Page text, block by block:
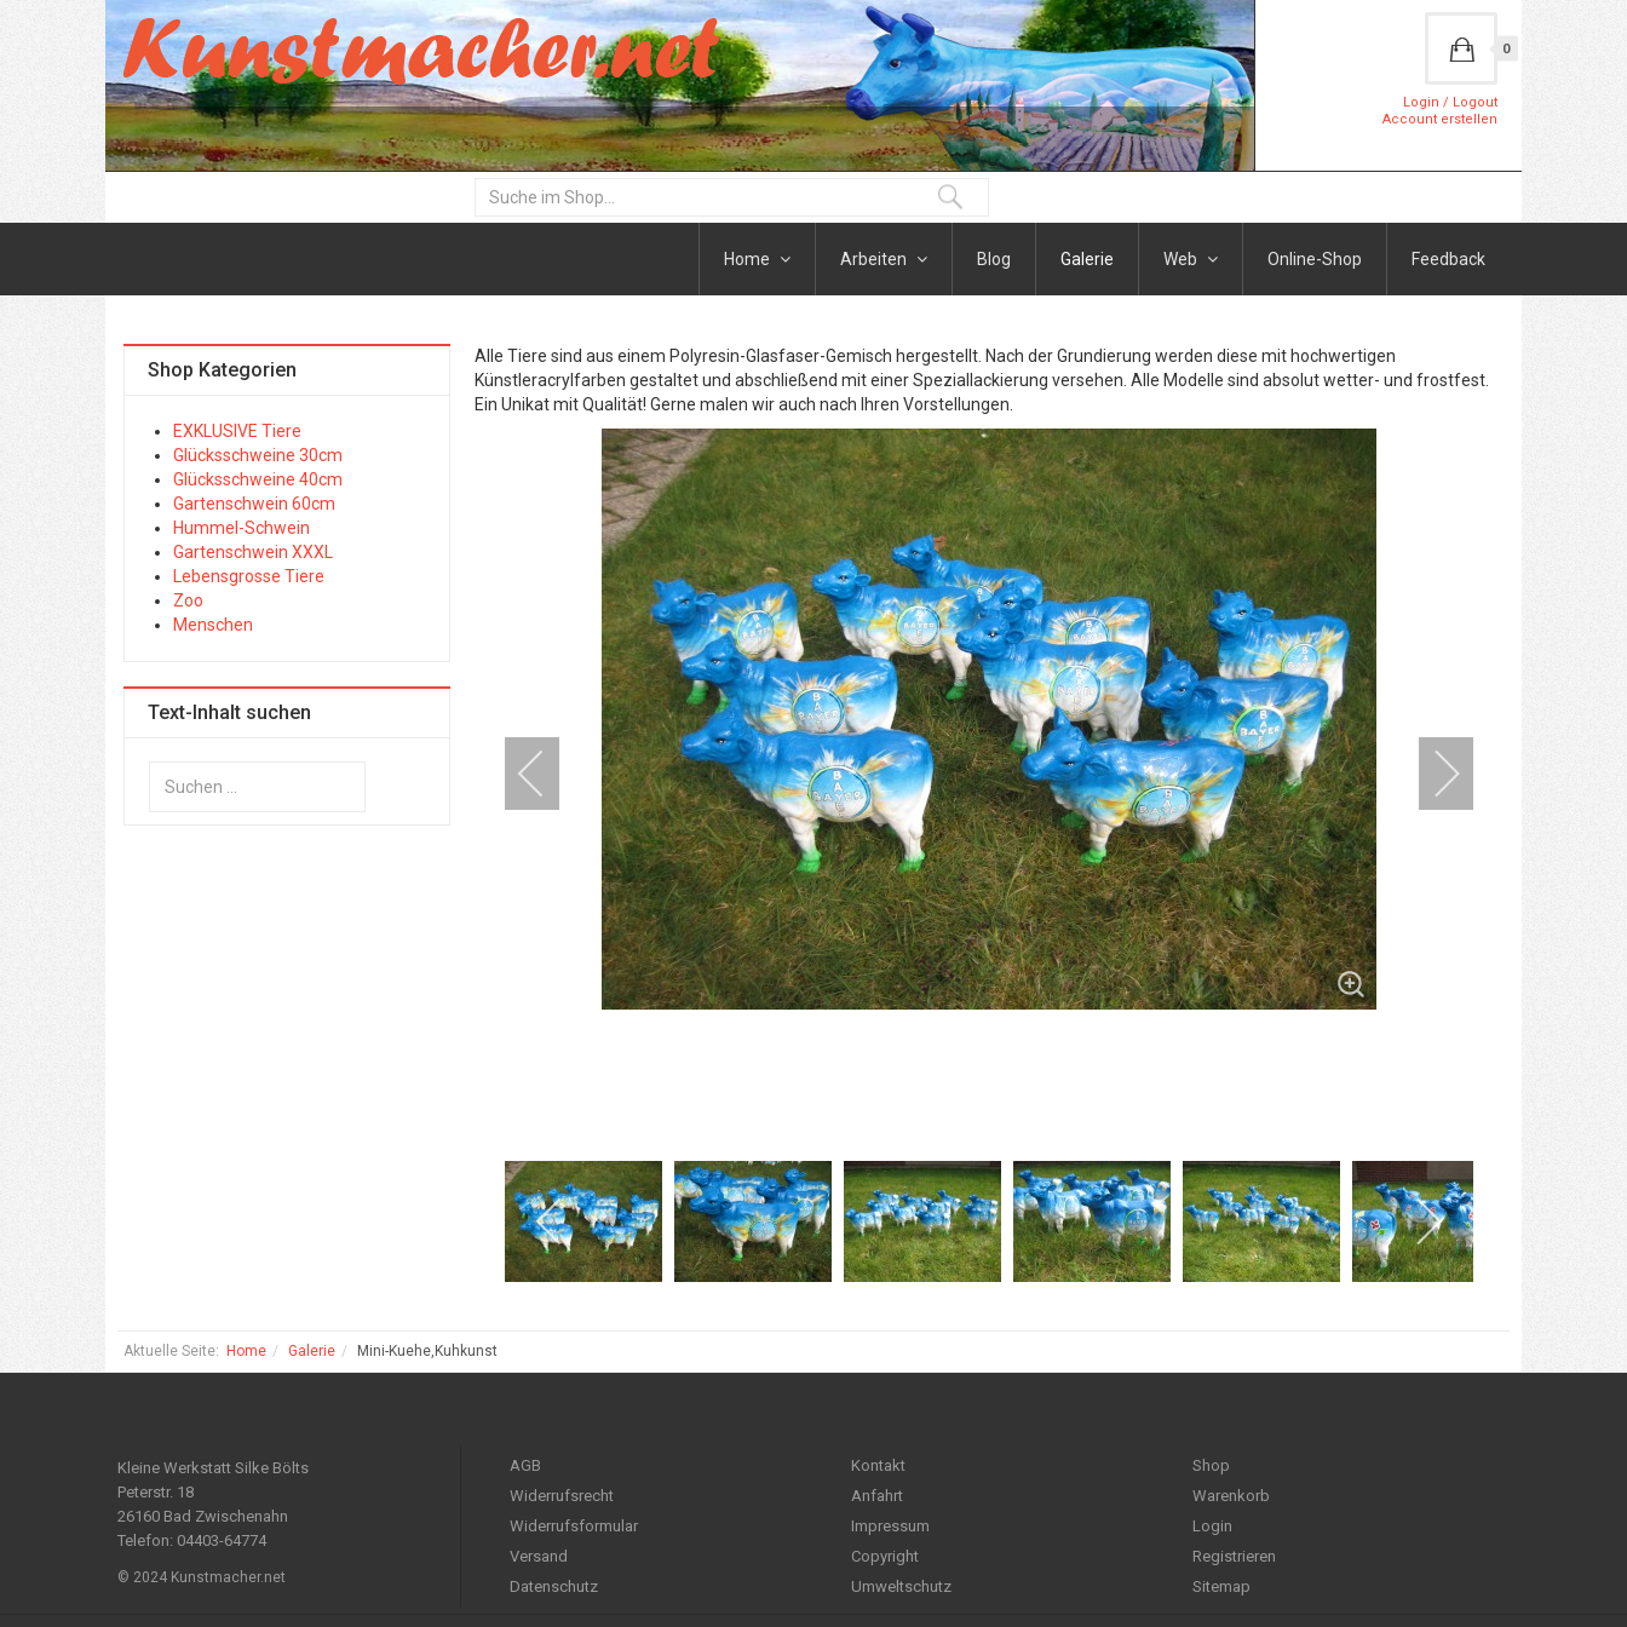
0
Login / Logout
Account erstellen
Home Arbeiten Blog Galerie Web Online-Shop Feedback
Alle Tiere sind aus einem Polyresin-Glasfaser-Gemisch hergestellt. Nach der Grundierung werden diese mit hochwertigen
Künstleracrylfarben gestaltet und abschließend mit einer Speziallackierung versehen. Alle Modelle sind absolut wetter- und frostfest.
Ein Unikat mit Qualität! Gerne malen wir auch nach Ihren Vorstellungen.
Shop Kategorien
EXKLUSIVE Tiere
Glücksschweine 30cm
Glücksschweine 40cm
Gartenschwein 60cm
Hummel-Schwein
Gartenschwein XXXL
Lebensgrosse Tiere
Zoo
Menschen
Text-Inhalt suchen
Aktuelle Seite: Home Galerie Mini-Kuehe,Kuhkunst
Kleine Werkstatt Silke Bölts
Peterstr. 18
26160 Bad Zwischenahn
Telefon: 04403-64774
© 2024 Kunstmacher.net
AGB
Widerrufsrecht
Widerrufsformular
Versand
Datenschutz
Kontakt
Anfahrt
Impressum
Copyright
Umweltschutz
Shop
Warenkorb
Login
Registrieren
Sitemap